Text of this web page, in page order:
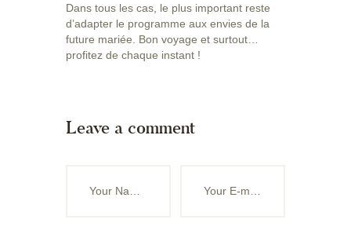
Dans tous les cas, le plus important reste
d’adapter le programme aux envies de la
future mariée. Bon voyage et surtout…
profitez de chaque instant !
Leave a comment